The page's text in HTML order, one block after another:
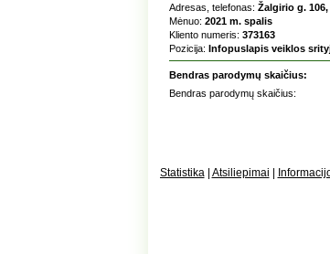
Adresas, telefonas: Žalgirio g. 106,
Mėnuo: 2021 m. spalis
Kliento numeris: 373163
Pozicija: Infopuslapis veiklos
Bendras parodymų skaičius:
Bendras parodymų skaičius:
Statistika Atsiliepimai